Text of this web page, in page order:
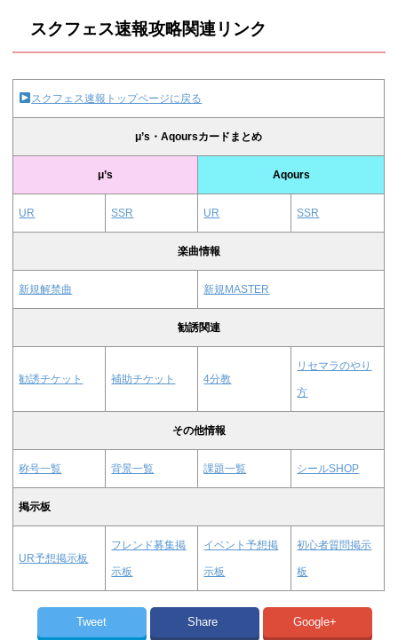
スクフェス速報攻略関連リンク
スクフェス速報トップページに戻る
μ’s・Aqoursカードまとめ
μ’s Aqours
UR SSR UR SSR
楽曲情報
新規解禁曲 新規MASTER
勧誘関連
勧誘チケット 補助チケット 4分教
リセマラのやり
方
その他情報
称号一覧 背景一覧 課題一覧 シールSHOP
掲示板
UR予想掲示板
フレンド募集掲
示板
イベント予想掲
示板
初心者質問掲示
板
Tweet Share Google+